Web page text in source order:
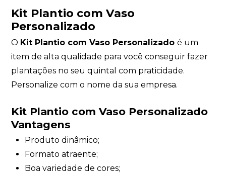
Kit Plantio com Vaso
Personalizado
O Kit Plantio com Vaso Personalizadoé um
item de alta qualidade para você conseguir fazer
plantações no seu quintal com praticidade.
Personalize com o nome da sua empresa.
Kit Plantio com Vaso Personalizado
Vantagens
Produto dinâmico;
Formato atraente;
Boa variedade de cores;